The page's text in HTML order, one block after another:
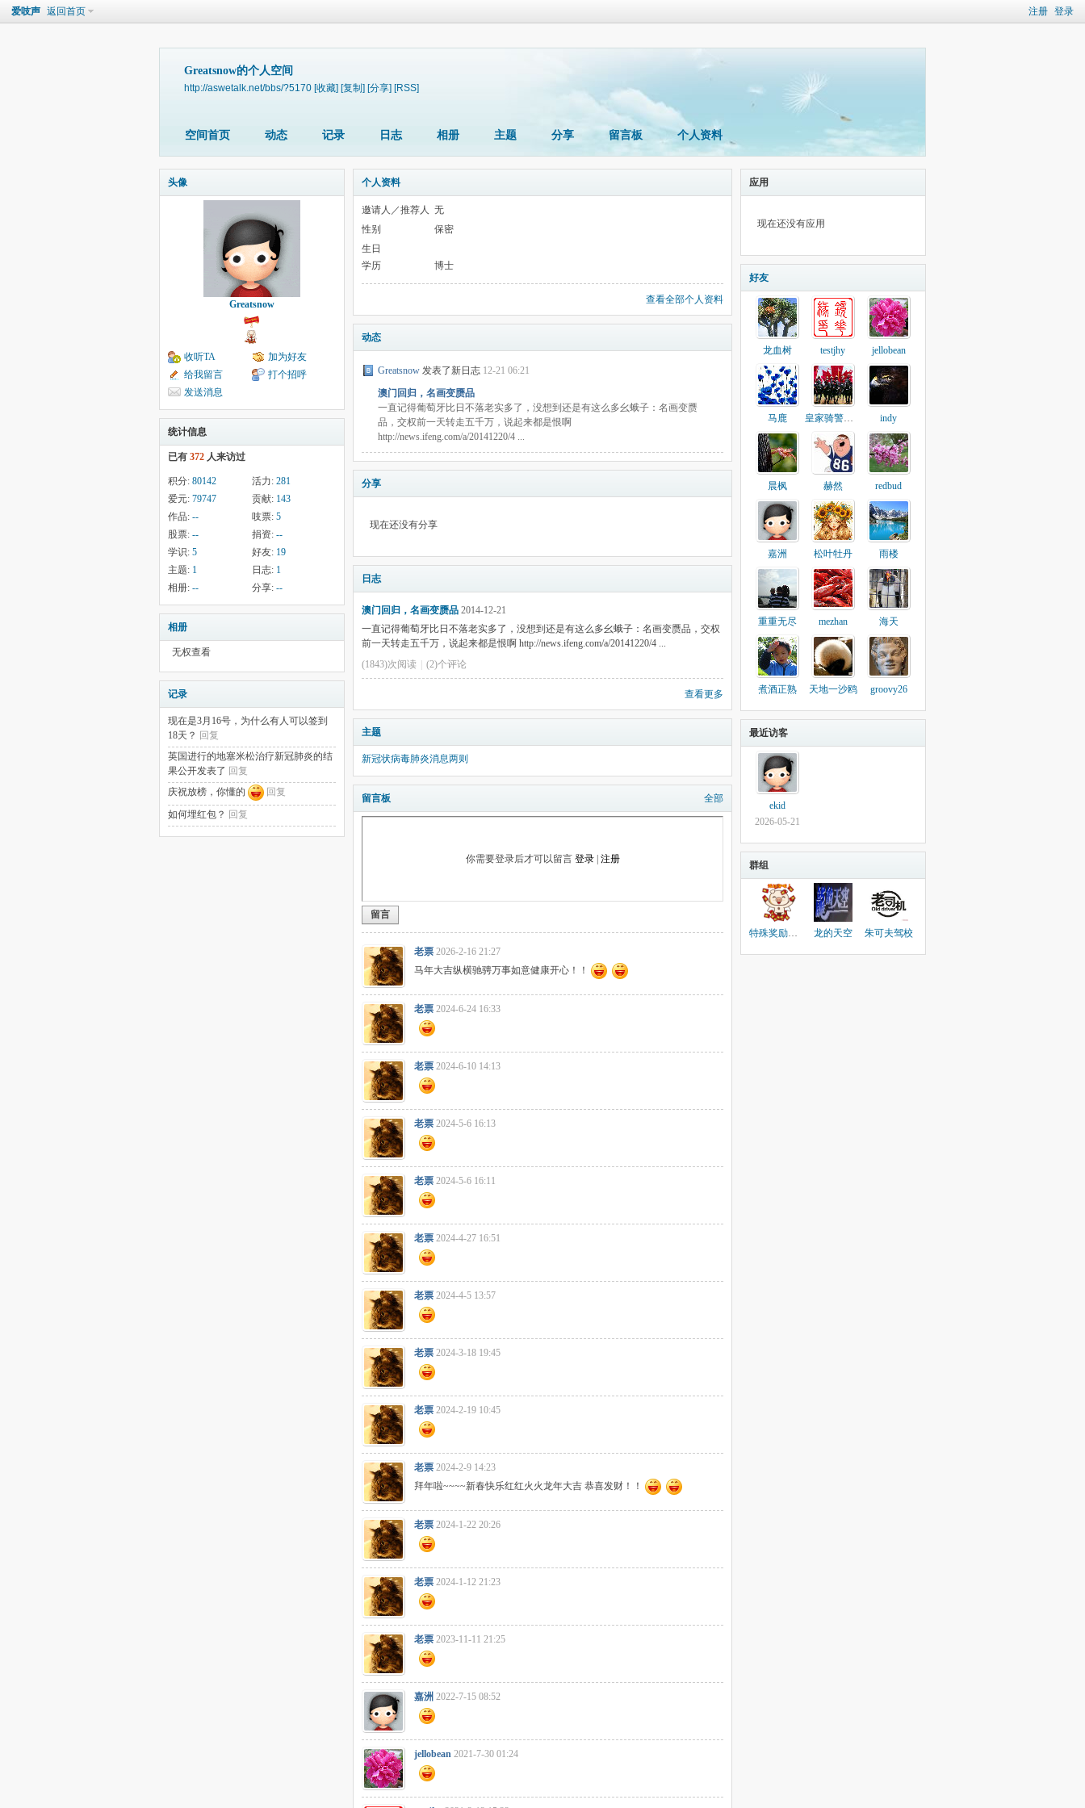
注册 登录
爱吱声 返回首页
Greatsnow的个人空间
http://aswetalk.net/bbs/?5170 [收藏] [复制] [分享] [RSS]
空间首页 动态 记录 日志 相册 主题 分享 留言板 个人资料
头像
Greatsnow
收听TA
加为好友
给我留言
打个招呼
发送消息
统计信息
已有 372 人来访过
积分: 80142 活力: 281
爱元: 79747 贡献: 143
作品: -- 吱票: 5
股票: -- 捐资: --
学识: 5 好友: 19
主题: 1 日志: 1
相册: -- 分享: --
相册
无权查看
记录
现在是3月16号，为什么有人可以签到
18天？ 回复
英国进行的地塞米松治疗新冠肺炎的结
果公开发表了 回复
庆祝放榜，你懂的
回复
如何埋红包？ 回复
个人资料
邀请人／推荐人 无
性别
保密
生日
学历
博士
查看全部个人资料
动态
Greatsnow 发表了新日志 12-21 06:21
澳门回归，名画变赝品
一直记得葡萄牙比日不落老实多了，没想到还是有这么多幺蛾子：名画变赝
品，交权前一天转走五千万，说起来都是恨啊
http://news.ifeng.com/a/20141220/4 ...
分享
现在还没有分享
日志
澳门回归，名画变赝品 2014-12-21
一直记得葡萄牙比日不落老实多了，没想到还是有这么多幺蛾子：名画变赝品，交权
前一天转走五千万，说起来都是恨啊 http://news.ifeng.com/a/20141220/4 ...
(1843)次阅读
(2)个评论
查看更多
主题
新冠状病毒肺炎消息两则
留言板 全部
你需要登录后才可以留言 登录| 注册
留言
老票 2026-2-16 21:27
马年大吉纵横驰骋万事如意健康开心！！
老票 2024-6-24 16:33
老票 2024-6-10 14:13
老票 2024-5-6 16:13
老票 2024-5-6 16:11
老票 2024-4-27 16:51
老票 2024-4-5 13:57
老票 2024-3-18 19:45
老票 2024-2-19 10:45
老票 2024-2-9 14:23
拜年啦~~~~新春快乐红红火火龙年大吉 恭喜发财！！
老票 2024-1-22 20:26
老票 2024-1-12 21:23
老票 2023-11-11 21:25
嘉洲 2022-7-15 08:52
jellobean 2021-7-30 01:24
应用
现在还没有应用
好友
龙血树 testjhy jellobean
马鹿 皇家骑警总监 indy
晨枫 赫然 redbud
嘉洲 松叶牡丹 雨楼
重重无尽 mezhan 海天
煮酒正熟 天地一沙鸥 groovy26
最近访客
ekid
2026-05-21
群组
特殊奖励红包群 龙的天空 朱可夫驾校